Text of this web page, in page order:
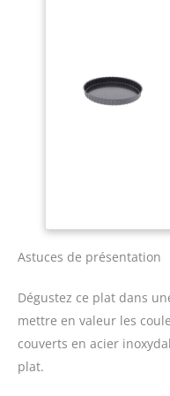
Astuces de présentation
Dégustez ce plat dans
mettre en valeur les
couverts en acier
plat.